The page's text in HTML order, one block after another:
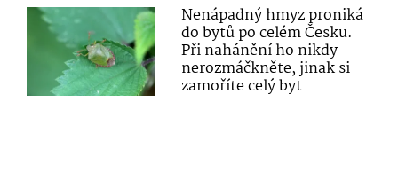
Nenápadný hmyz proniká
do bytů po celém Česku.
Při nahánění ho nikdy
nerozmáčkněte, jinak si
zamoříte celý byt